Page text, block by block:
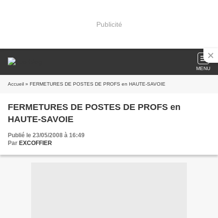
Publicité
MENU
Accueil » FERMETURES DE POSTES DE PROFS en HAUTE-SAVOIE
FERMETURES DE POSTES DE PROFS en
HAUTE-SAVOIE
Publié le 23/05/2008 à 16:49
Par EXCOFFIER